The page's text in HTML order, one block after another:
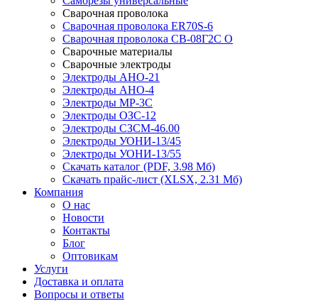
Сварочная проволока
Сварочная проволока ER70S-6
Сварочная проволока СВ-08Г2С О
Сварочные материалы
Сварочные электроды
Электроды АНО-21
Электроды АНО-4
Электроды МР-3С
Электроды ОЗС-12
Электроды СЗСМ-46.00
Электроды УОНИ-13/45
Электроды УОНИ-13/55
Скачать каталог (PDF, 3.98 Мб)
Скачать прайс-лист (XLSX, 2.31 Мб)
Компания
О нас
Новости
Контакты
Блог
Оптовикам
Услуги
Доставка и оплата
Вопросы и ответы